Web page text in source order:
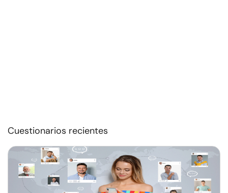
Cuestionarios recientes